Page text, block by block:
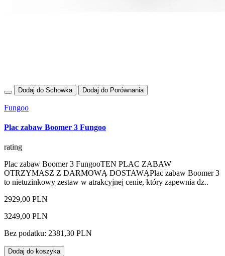
Dodaj do Schowka Dodaj do Porównania
Fungoo
Plac zabaw Boomer 3 Fungoo
rating
Plac zabaw Boomer 3 FungooTEN PLAC ZABAW
OTRZYMASZ Z DARMOWĄ DOSTAWĄPlac zabaw Boomer 3
to nietuzinkowy zestaw w atrakcyjnej cenie, który zapewnia dz..
2929,00 PLN
3249,00 PLN
Bez podatku: 2381,30 PLN
Dodaj do koszyka